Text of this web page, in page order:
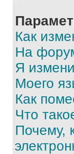
Как
На
Я
Моего
Как
Что
Почему,